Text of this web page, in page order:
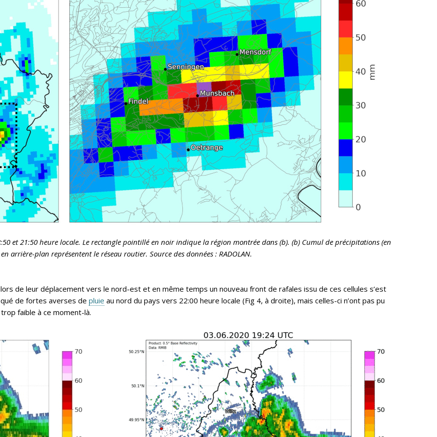
et 21:50 heure locale. Le rectangle pointillé en noir indique la région montrée dans (b). (b) Cumul de précipitations (en
arrière-plan représentent le réseau routier. Source des données : RADOLAN.
de leur déplacement vers le nord-est et en même temps un nouveau front de rafales issu de ces cellules s’est
de fortes averses de pluie au nord du pays vers 22:00 heure locale (Fig 4, à droite), mais celles-ci n’ont pas pu
faible à ce moment-là.